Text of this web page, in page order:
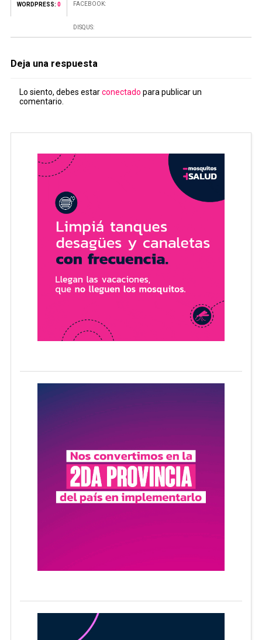
WORDPRESS: 0 FACEBOOK:
DISQUS:
Deja una respuesta
Lo siento, debes estarconectado para publicar un
comentario.